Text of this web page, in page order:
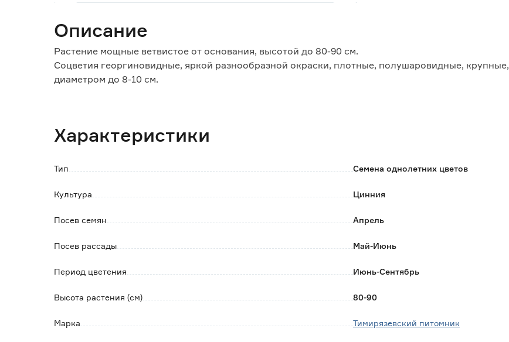
Описание
Растение мощные ветвистое от основания, высотой до 80-90 см.
Соцветия георгиновидные, яркой разнообразной окраски, плотные, полушаровидные, крупные,
диаметром до 8-10 см.
Характеристики
Тип Семена однолетних цветов
Культура Цинния
Посев семян Апрель
Посев рассады Май-Июнь
Период цветения Июнь-Сентябрь
Высота растения (см) 80-90
Марка Тимирязевский питомник